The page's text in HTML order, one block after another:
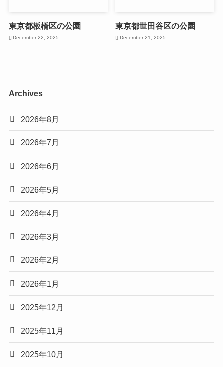
東京都板橋区の公園
December 22, 2025
東京都世田谷区の公園
December 21, 2025
Archives
2026年8月
2026年7月
2026年6月
2026年5月
2026年4月
2026年3月
2026年2月
2026年1月
2025年12月
2025年11月
2025年10月